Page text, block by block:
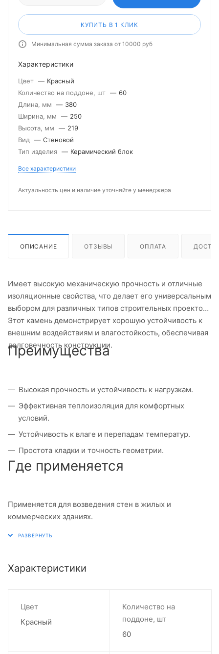
КУПИТЬ В 1 КЛИК
Минимальная сумма заказа от 10000 руб
Характеристики
Цвет — Красный
Количество на поддоне, шт — 60
Длина, мм
— 380
Ширина, мм
— 250
Высота, мм
— 219
Вид
— Стеновой
Тип изделия — Керамический блок
Все характеристики
Актуальность цен и наличие уточняйте у менеджера
ОПИСАНИЕ ОТЗЫВЫ ОПЛАТА
Имеет высокую механическую прочность и отличные
изоляционные свойства, что делает его универсальным
выбором для различных типов строительных проектов.
Этот камень демонстрирует хорошую устойчивость к
внешним воздействиям и влагостойкость, обеспечивая
долговечность конструкции.
Преимущества
Высокая прочность и устойчивость к нагрузкам.
Эффективная теплоизоляция для комфортных
условий.
Устойчивость к влаге и перепадам температур.
Простота кладки и точность геометрии.
Где применяется
Применяется для возведения стен в жилых и
коммерческих зданиях.
Характеристики
Цвет
Красный
Количество на
поддоне, шт
60